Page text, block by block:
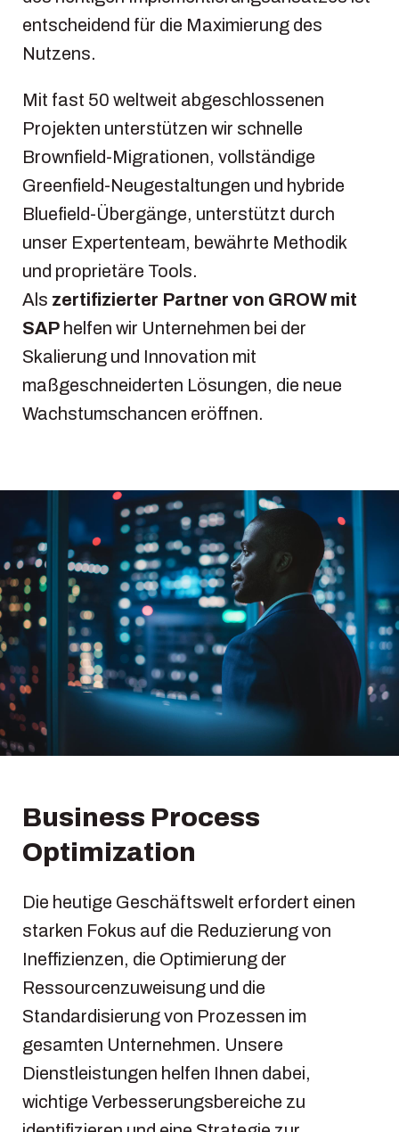
entscheidend für die Maximierung des
Nutzens.
Mit fast 50 weltweit abgeschlossenen
Projekten unterstützen wir schnelle
Brownfield-Migrationen, vollständige
Greenfield-Neugestaltungen und hybride
Bluefield-Übergänge, unterstützt durch
unser Expertenteam, bewährte Methodik
und proprietäre Tools.
Als zertifizierter Partner von GROW mit
SAP helfen wir Unternehmen bei der
Skalierung und Innovation mit
maßgeschneiderten Lösungen, die neue
Wachstumschancen eröffnen.
Business Process
Optimization
Die heutige Geschäftswelt erfordert einen
starken Fokus auf die Reduzierung von
Ineffizienzen, die Optimierung der
Ressourcenzuweisung und die
Standardisierung von Prozessen im
gesamten Unternehmen. Unsere
Dienstleistungen helfen Ihnen dabei,
wichtige Verbesserungsbereiche zu